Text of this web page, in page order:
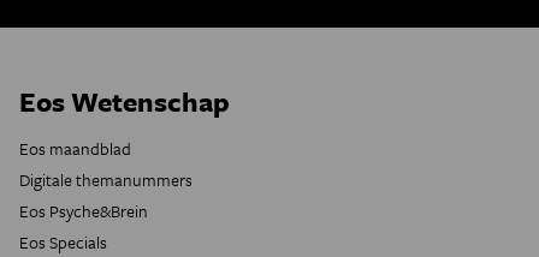
Eos Wetenschap
Eos maandblad
Digitale themanummers
Eos Psyche&Brein
Eos Specials